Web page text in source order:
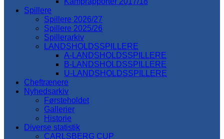
Spillere
Spillere 2026/27
Spillere 2025/26
Spillerarkiv
LANDSHOLDSSPILLERE
A-LANDSHOLDSSPILLERE
B-LANDSHOLDSSPILLERE
U-LANDSHOLDSSPILLERE
Cheftrænere
Nyhedsarkiv
Førsteholdet
Gallerier
Historie
Diverse statistik
CARLSBERG CUP